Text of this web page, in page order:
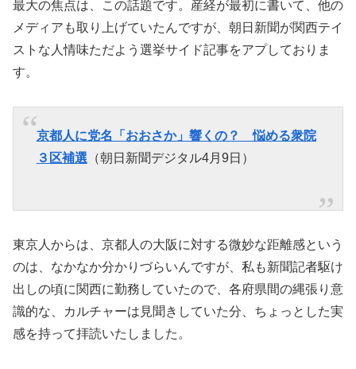
最大の焦点は、この話題です。産経が最初に書いて、他の
メディアも取り上げていたんですが、朝日新聞が関西テイ
ストな人情味ただよう選挙サイド記事をアプしておりま
す。
京都人に党名「おおさか」響くの？ 悩める衆院
３区補選 （朝日新聞デジタル4月9日）
東京人からは、京都人の大阪に対する微妙な距離感という
のは、なかなか分かりづらいんですが、私も新聞記者駆け
出しの頃に関西に勤務していたので、各府県間の縄張り意
識的な、カルチャーは見聞きしていた分、ちょっとした実
感を持って拝読いたしました。